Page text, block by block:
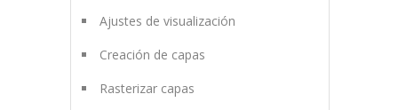
Ajustes de visualización
Creación de capas
Rasterizar capas